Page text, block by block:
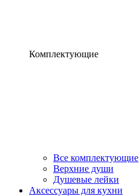
Комплектующие
Все комплектующие
Верхние души
Душевые лейки
Аксессуары для кухни